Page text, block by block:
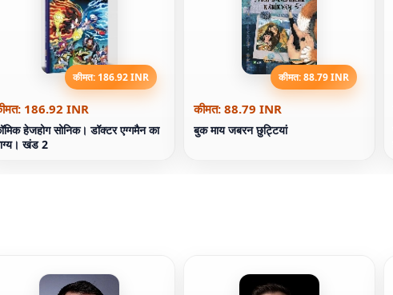
कीमत: 186.92 INR
186.92 INR
हेजहोग सोनिक। डॉक्टर एग्गमैन का
खंड 2
कीमत: 88.79 INR
कीमत: 88.79 INR
बुक माय जबरन छुट्टियां